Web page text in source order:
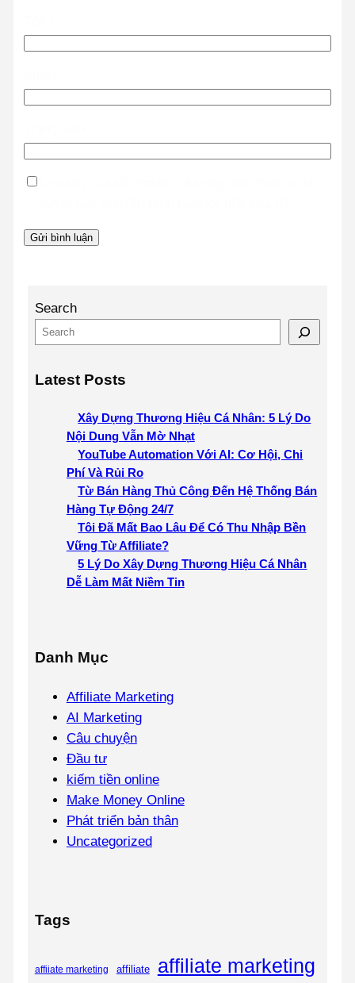
Search
Latest Posts
Xây Dựng Thương Hiệu Cá Nhân: 5 Lý Do
Nội Dung Vẫn Mờ Nhạt
YouTube Automation Với AI: Cơ Hội, Chi
Phí Và Rủi Ro
Từ Bán Hàng Thủ Công Đến Hệ Thống Bán
Hàng Tự Động 24/7
Tôi Đã Mất Bao Lâu Để Có Thu Nhập Bền
Vững Từ Affiliate?
5 Lý Do Xây Dựng Thương Hiệu Cá Nhân
Dễ Làm Mất Niềm Tin
Danh Mục
Affiliate Marketing
AI Marketing
Câu chuyện
Đầu tư
kiếm tiền online
Make Money Online
Phát triển bản thân
Uncategorized
Tags
affiiate marketing affiliate affiliate marketing